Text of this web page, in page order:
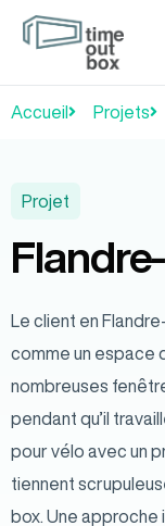
Accueil Projets
Projet
Le client en
comme un espace
nombreuses
pendant qu’il
pour vélo avec un
tiennent
box. Une approche